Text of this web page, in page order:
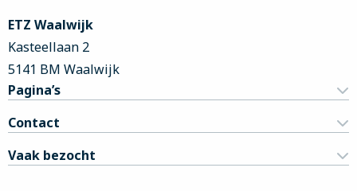
ETZ Waalwijk
Kasteellaan 2
5141 BM Waalwijk
Pagina’s
Contact
Vaak bezocht